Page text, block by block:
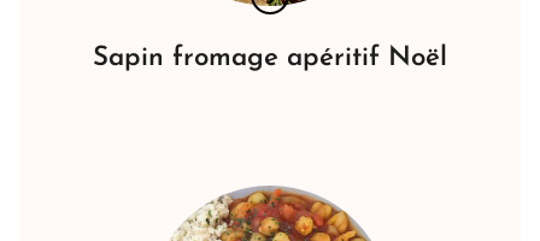
Sapin fromage apéritif Noël